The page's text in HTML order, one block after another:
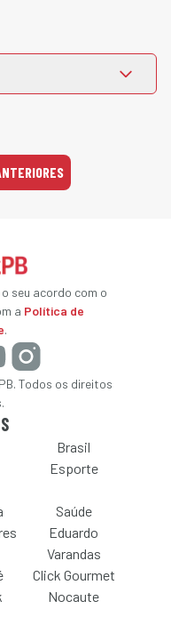
seu acordo com o
a Política de
.
Todos os direitos
Brasil
Esporte
Saúde
Eduardo
Varandas
Click Gourmet
Nocaute